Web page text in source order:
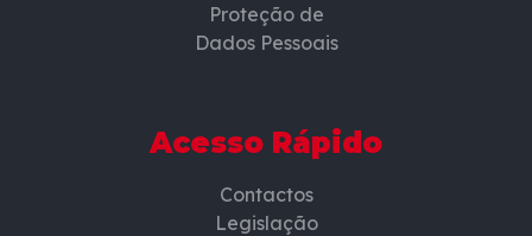
Proteção de
Dados Pessoais
Acesso Rápido
Contactos
Legislação